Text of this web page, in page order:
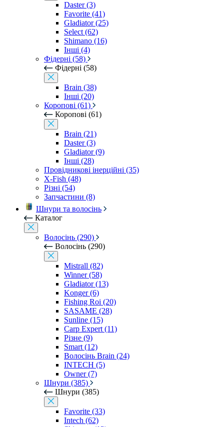
Daster (3)
Favorite (41)
Gladiator (25)
Select (62)
Shimano (16)
Інші (4)
Фідерні (58)
Фідерні (58)
Brain (38)
Інші (20)
Коропові (61)
Коропові (61)
Brain (21)
Daster (3)
Gladiator (9)
Інші (28)
Провідникові інерційні (35)
X-Fish (48)
Різні (54)
Запчастини (8)
Шнури та волосінь
Каталог
Волосінь (290)
Волосінь (290)
Mistrall (82)
Winner (58)
Gladiator (13)
Konger (6)
Fishing Roi (20)
SASAME (28)
Sunline (15)
Carp Expert (11)
Різне (9)
Smart (12)
Волосінь Brain (24)
INTECH (5)
Owner (7)
Шнури (385)
Шнури (385)
Favorite (33)
Intech (62)